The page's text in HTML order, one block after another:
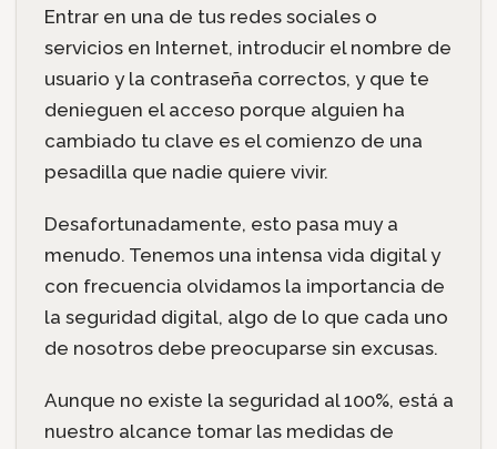
Entrar en una de tus redes sociales o
servicios en Internet, introducir el nombre de
usuario y la contraseña correctos, y que te
denieguen el acceso porque alguien ha
cambiado tu clave es el comienzo de una
pesadilla que nadie quiere vivir.
Desafortunadamente, esto pasa muy a
menudo. Tenemos una intensa vida digital y
con frecuencia olvidamos la importancia de
la seguridad digital, algo de lo que cada uno
de nosotros debe preocuparse sin excusas.
Aunque no existe la seguridad al 100%, está a
nuestro alcance tomar las medidas de